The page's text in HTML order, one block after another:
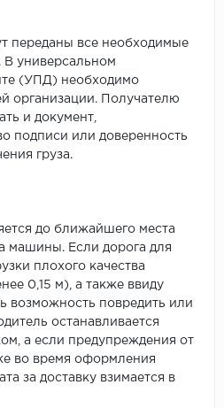
переданы все необходимые
В универсальном
(УПД) необходимо
организации. Получателю
и документ,
подписи или доверенность
груза.
до ближайшего места
машины. Если дорога для
плохого качества
0,15 м), а также ввиду
возможность повредить или
останавливается
а если предупреждения от
во время оформления
за доставку взимается в